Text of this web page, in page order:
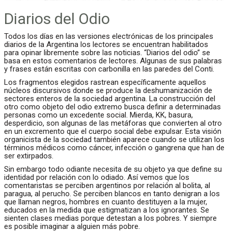
Diarios del Odio
Todos los días en las versiones electrónicas de los principales
diarios de la Argentina los lectores se encuentran habilitados
para opinar libremente sobre las noticias. “Diarios del odio” se
basa en estos comentarios de lectores. Algunas de sus palabras
y frases están escritas con carbonilla en las paredes del Conti.
Los fragmentos elegidos rastrean específicamente aquellos
núcleos discursivos donde se produce la deshumanización de
sectores enteros de la sociedad argentina. La construcción del
otro como objeto del odio extremo busca definir a determinadas
personas como un excedente social. Mierda, KK, basura,
desperdicio, son algunas de las metáforas que convierten al otro
en un excremento que el cuerpo social debe expulsar. Esta visión
organicista de la sociedad también aparece cuando se utilizan los
términos médicos como cáncer, infección o gangrena que han de
ser extirpados.
Sin embargo todo odiante necesita de su objeto ya que define su
identidad por relación con lo odiado. Así vemos que los
comentaristas se perciben argentinos por relación al bolita, al
paragua, al perucho. Se perciben blancos en tanto denigran a los
que llaman negros, hombres en cuanto destituyen a la mujer,
educados en la medida que estigmatizan a los ignorantes. Se
sienten clases medias porque detestan a los pobres. Y siempre
es posible imaginar a alguien más pobre.